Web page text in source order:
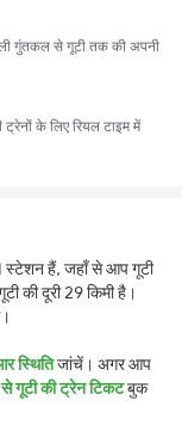
गुंतकल से गूटी तक की अपनी
के लिए रियल टाइम में
हैं, जहाँ से आप गूटी
की दूरी 29 किमी है।
स्थितिजांचें। अगर आप
गूटी की ट्रेन टिकटबुक